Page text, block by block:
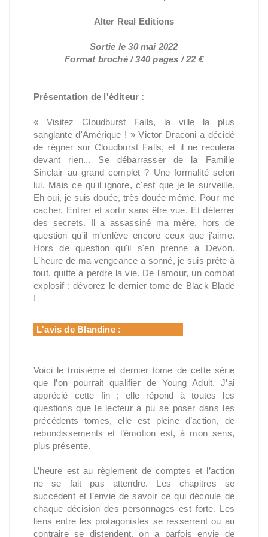
Alter Real Editions
Sortie le 30 mai 2022
Format broché / 340 pages / 22 €
Présentation de l'éditeur :
« Visitez Cloudburst Falls, la ville la plus
sanglante d'Amérique ! » Victor Draconi a décidé
de régner sur Cloudburst Falls, et il ne reculera
devant rien... Se débarrasser de la Famille
Sinclair au grand complet ? Une formalité selon
lui. Mais ce qu'il ignore, c'est que je le surveille.
Eh oui, je suis douée, très douée même. Pour me
cacher. Entrer et sortir sans être vue. Et déterrer
des secrets. Il a assassiné ma mère, hors de
question qu'il m'enlève encore ceux que j'aime.
Hors de question qu'il s'en prenne à Devon.
L'heure de ma vengeance a sonné, je suis prête à
tout, quitte à perdre la vie. De l'amour, un combat
explosif : dévorez le dernier tome de Black Blade
!
L'avis de Blandine :
Voici le troisième et dernier tome de cette série
que l’on pourrait qualifier de Young Adult. J’ai
apprécié cette fin ; elle répond à toutes les
questions que le lecteur a pu se poser dans les
précédents tomes, elle est pleine d’action, de
rebondissements et l’émotion est, à mon sens,
plus présente.
L’heure est au règlement de comptes et l’action
ne se fait pas attendre. Les chapitres se
succèdent et l’envie de savoir ce qui découle de
chaque décision des personnages est forte. Les
liens entre les protagonistes se resserrent ou au
contraire se distendent, on a parfois envie de